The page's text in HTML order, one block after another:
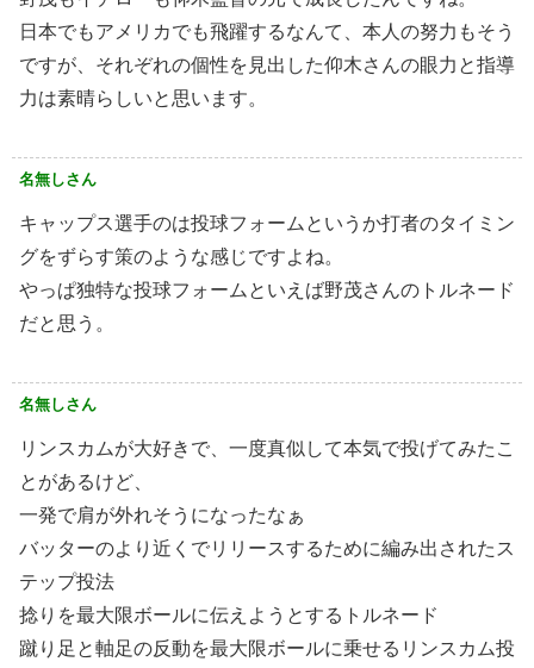
日本でもアメリカでも飛躍するなんて、本人の努力もそう
ですが、それぞれの個性を見出した仰木さんの眼力と指導
力は素晴らしいと思います。
名無しさん
キャップス選手のは投球フォームというか打者のタイミン
グをずらす策のような感じですよね。
やっぱ独特な投球フォームといえば野茂さんのトルネード
だと思う。
名無しさん
リンスカムが大好きで、一度真似して本気で投げてみたこ
とがあるけど、
一発で肩が外れそうになったなぁ
バッターのより近くでリリースするために編み出されたス
テップ投法
捻りを最大限ボールに伝えようとするトルネード
蹴り足と軸足の反動を最大限ボールに乗せるリンスカム投